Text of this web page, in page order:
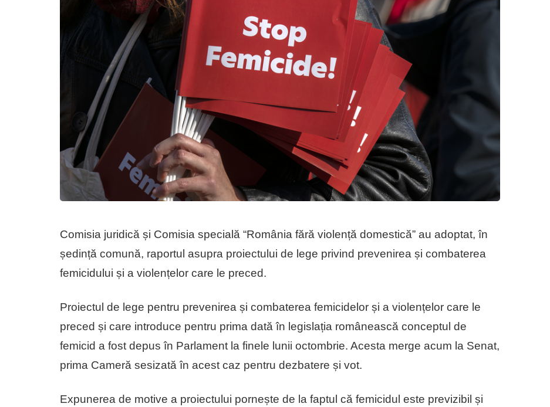
Comisia juridică și Comisia specială “România fără violență domestică” au adoptat, în
ședință comună, raportul asupra proiectului de lege privind prevenirea și combaterea
femicidului și a violențelor care le preced.
Proiectul de lege pentru prevenirea și combaterea femicidelor și a violențelor care le
preced și care introduce pentru prima dată în legislația românească conceptul de
femicid a fost depus în Parlament la finele lunii octombrie. Acesta merge acum la Senat,
prima Cameră sesizată în acest caz pentru dezbatere și vot.
Expunerea de motive a proiectului pornește de la faptul că femicidul este previzibil și